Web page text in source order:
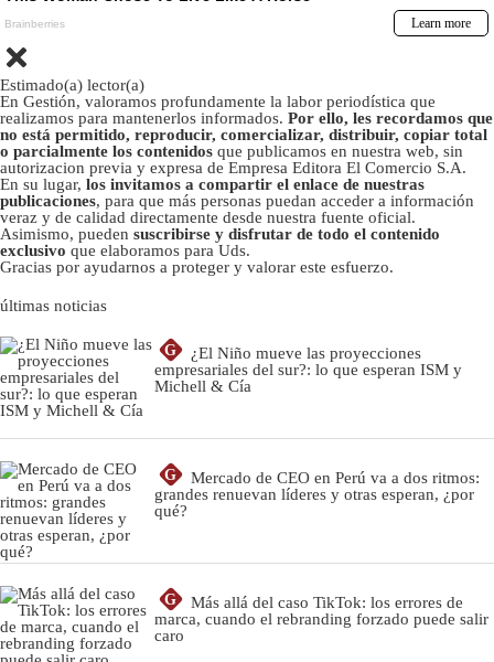
Estimado(a) lector(a)
En Gestión, valoramos profundamente la labor periodística que
realizamos para mantenerlos informados. Por ello, les recordamos que
no está permitido, reproducir, comercializar, distribuir, copiar total
o parcialmente los contenidos que publicamos en nuestra web, sin
autorizacion previa y expresa de Empresa Editora El Comercio S.A.
En su lugar, los invitamos a compartir el enlace de nuestras
publicaciones, para que más personas puedan acceder a información
veraz y de calidad directamente desde nuestra fuente oficial.
Asimismo, pueden suscribirse y disfrutar de todo el contenido
exclusivo que elaboramos para Uds.
Gracias por ayudarnos a proteger y valorar este esfuerzo.
últimas noticias
G
¿El Niño mueve las proyecciones
empresariales del sur?: lo que esperan ISM y
Michell & Cía
G
Mercado de CEO en Perú va a dos ritmos:
grandes renuevan líderes y otras esperan, ¿por
qué?
G
Más allá del caso TikTok: los errores de
marca, cuando el rebranding forzado puede salir
caro